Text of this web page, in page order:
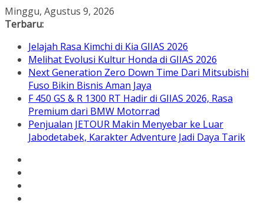
Skip
to
Minggu, Agustus 9, 2026
Terbaru:
Jelajah Rasa Kimchi di Kia GIIAS 2026
Melihat Evolusi Kultur Honda di GIIAS 2026
Next Generation Zero Down Time Dari Mitsubishi
Fuso Bikin Bisnis Aman Jaya
F 450 GS & R 1300 RT Hadir di GIIAS 2026, Rasa
Premium dari BMW Motorrad
Penjualan JETOUR Makin Menyebar ke Luar
Jabodetabek, Karakter Adventure Jadi Daya Tarik